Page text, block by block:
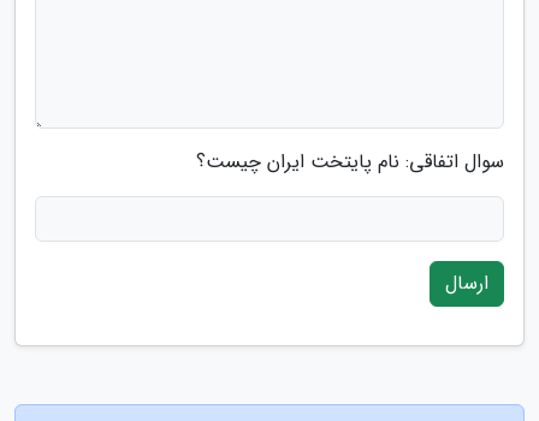
سوال اتفاقی: نام پایتخت ایران چیست؟
ارسال